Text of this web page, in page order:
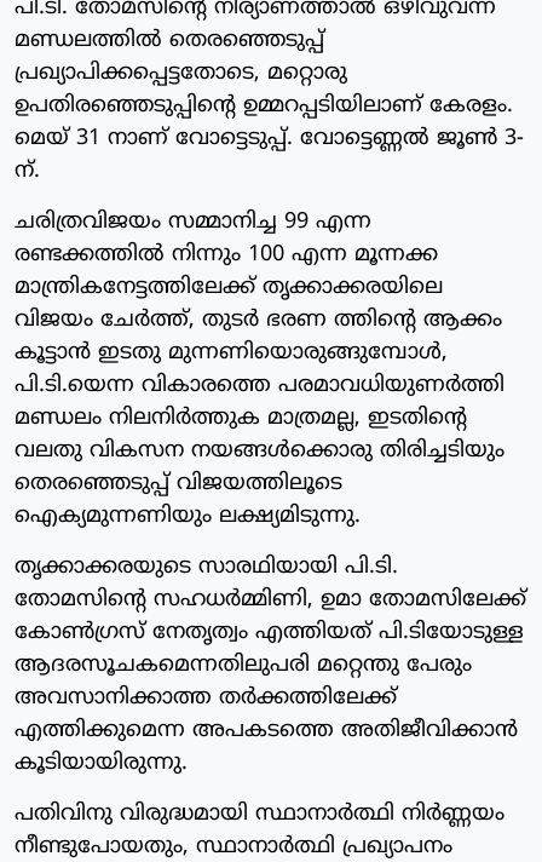
പി.ടി. തോമസിന്റെ നിര്യാണത്താല്‍ ഒഴിവുവന്ന
മണ്ഡലത്തില്‍ തെരഞ്ഞെടുപ്പ്
പ്രഖ്യാപിക്കപ്പെട്ടതോടെ, മറ്റൊരു
ഉപതിരഞ്ഞെടുപ്പിന്റെ ഉമ്മറപ്പടിയിലാണ് കേരളം.
മെയ് 31 നാണ് വോട്ടെടുപ്പ്. വോട്ടെണ്ണല്‍ ജൂണ്‍ 3-
ന്.
ചരിത്രവിജയം സമ്മാനിച്ച 99 എന്ന
രണ്ടക്കത്തില്‍ നിന്നും 100 എന്ന മൂന്നക്ക
മാന്ത്രികനേട്ടത്തിലേക്ക് തൃക്കാക്കരയിലെ
വിജയം ചേര്‍ത്ത്, തുടര്‍ ഭരണ ത്തിന്റെ ആക്കം
കൂട്ടാന്‍ ഇടതു മുന്നണിയൊരുങ്ങുമ്പോള്‍,
പി.ടി.യെന്ന വികാരത്തെ പരമാവധിയുണര്‍ത്തി
മണ്ഡലം നിലനിര്‍ത്തുക മാത്രമല്ല, ഇടതിന്റെ
വലതു വികസന നയങ്ങള്‍ക്കൊരു തിരിച്ചടിയും
തെരഞ്ഞെടുപ്പ് വിജയത്തിലൂടെ
ഐക്യമുന്നണിയും ലക്ഷ്യമിടുന്നു.
തൃക്കാക്കരയുടെ സാരഥിയായി പി.ടി.
തോമസിന്റെ സഹധര്‍മ്മിണി, ഉമാ തോമസിലേക്ക്
കോണ്‍ഗ്രസ് നേതൃത്വം എത്തിയത് പി.ടിയോടുള്ള
ആദരസൂചകമെന്നതിലുപരി മറ്റെന്തു പേരും
അവസാനിക്കാത്ത തര്‍ക്കത്തിലേക്ക്
എത്തിക്കുമെന്ന അപകടത്തെ അതിജീവിക്കാന്‍
കൂടിയായിരുന്നു.
പതിവിനു വിരുദ്ധമായി സ്ഥാനാര്‍ത്ഥി നിര്‍ണ്ണയം
നീണ്ടുപോയതും, സ്ഥാനാര്‍ത്ഥി പ്രഖ്യാപനം